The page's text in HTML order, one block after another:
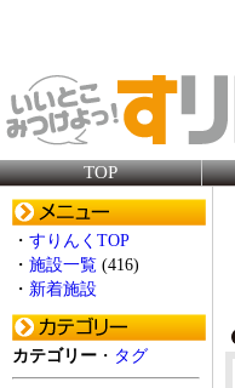
TOP
・ すりんくTOP
・ 施設一覧 (416)
・ 新着施設
カテゴリー ・ タグ